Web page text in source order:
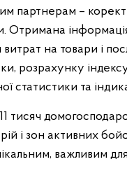
партнерам –
на товари і
розрахунку
статистики та
тисяч
і зон активних
важливим